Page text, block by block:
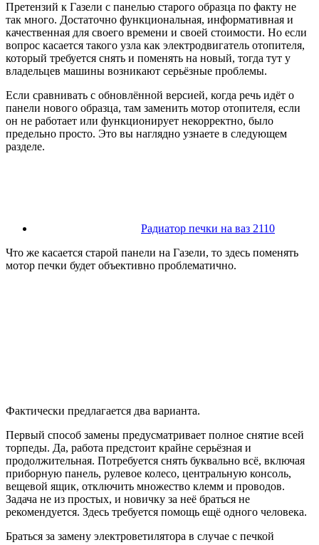
Претензий к Газели с панелью старого образца по факту не
так много. Достаточно функциональная, информативная и
качественная для своего времени и своей стоимости. Но если
вопрос касается такого узла как электродвигатель отопителя,
который требуется снять и поменять на новый, тогда тут у
владельцев машины возникают серьёзные проблемы.
Если сравнивать с обновлённой версией, когда речь идёт о
панели нового образца, там заменить мотор отопителя, если
он не работает или функционирует некорректно, было
предельно просто. Это вы наглядно узнаете в следующем
разделе.
Радиатор печки на ваз 2110
Что же касается старой панели на Газели, то здесь поменять
мотор печки будет объективно проблематично.
Фактически предлагается два варианта.
Первый способ замены предусматривает полное снятие всей
торпеды. Да, работа предстоит крайне серьёзная и
продолжительная. Потребуется снять буквально всё, включая
приборную панель, рулевое колесо, центральную консоль,
вещевой ящик, отключить множество клемм и проводов.
Задача не из простых, и новичку за неё браться не
рекомендуется. Здесь требуется помощь ещё одного человека.
Браться за замену электроветилятора в случае с печкой